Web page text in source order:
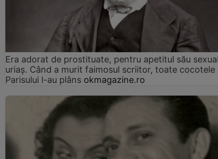
Era adorat de prostituate, pentru apetitul său
uriaș. Când a murit faimosul scriitor, toate cocotele
Parisului l-au plâns okmagazine.ro